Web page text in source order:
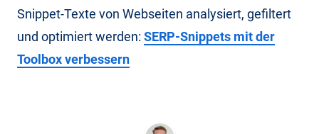
Snippet-Texte von Webseiten analysiert, gefiltert
und optimiert werden: SERP-Snippets mit der
Toolbox verbessern